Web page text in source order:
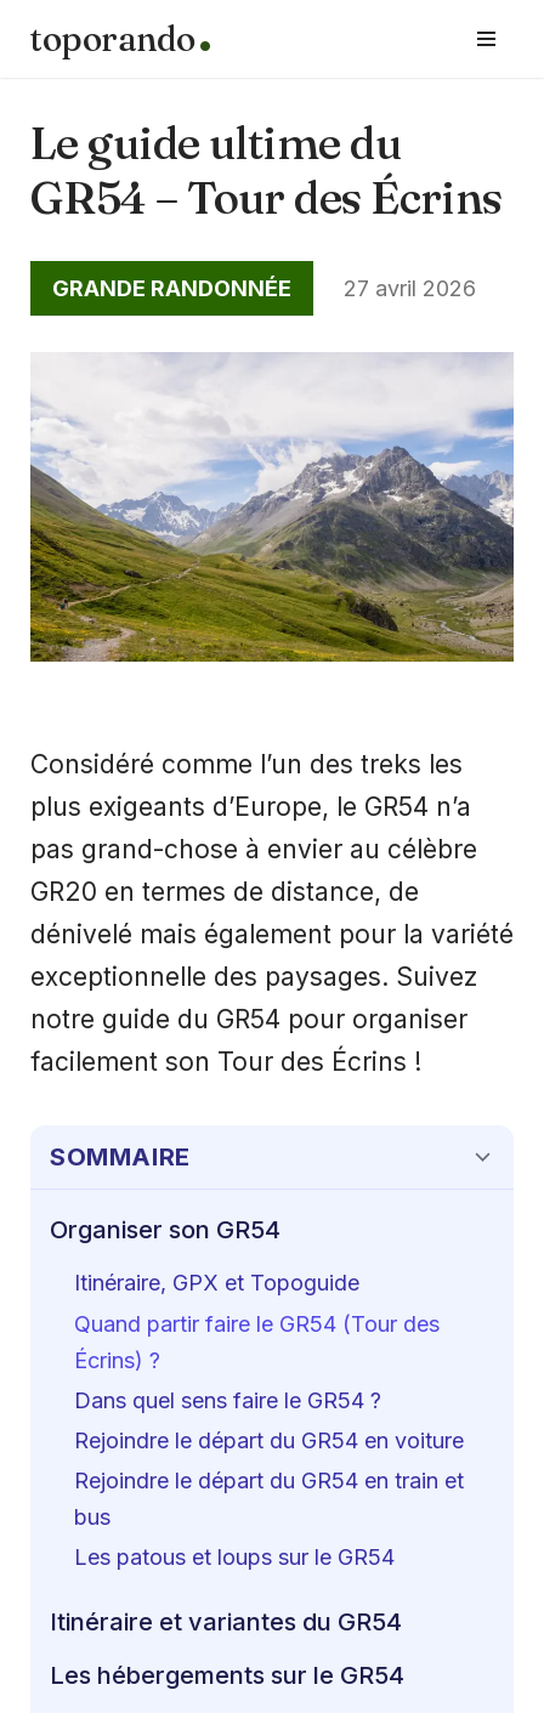
contenu
toporando
Le guide ultime du
GR54 – Tour des Écrins
GRANDE RANDONNÉE 27 avril 2026
Considéré comme l’un des treks les
plus exigeants d’Europe, le GR54 n’a
pas grand-chose à envier au célèbre
GR20 en termes de distance, de
dénivelé mais également pour la variété
exceptionnelle des paysages. Suivez
notre guide du GR54 pour organiser
facilement son Tour des Écrins !
SOMMAIRE
Organiser son GR54
Itinéraire, GPX et Topoguide
Quand partir faire le GR54 (Tour des
Écrins) ?
Dans quel sens faire le GR54 ?
Rejoindre le départ du GR54 en voiture
Rejoindre le départ du GR54 en train et
bus
Les patous et loups sur le GR54
Itinéraire et variantes du GR54
Les hébergements sur le GR54